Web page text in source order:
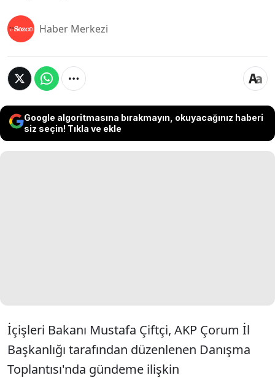
Haber Merkezi
Google algoritmasına bırakmayın, okuyacağınız haberi
siz seçin! Tıkla ve ekle
İçişleri Bakanı Mustafa Çiftçi, AKP Çorum İl
Başkanlığı tarafından düzenlenen Danışma
Toplantısı'nda gündeme ilişkin